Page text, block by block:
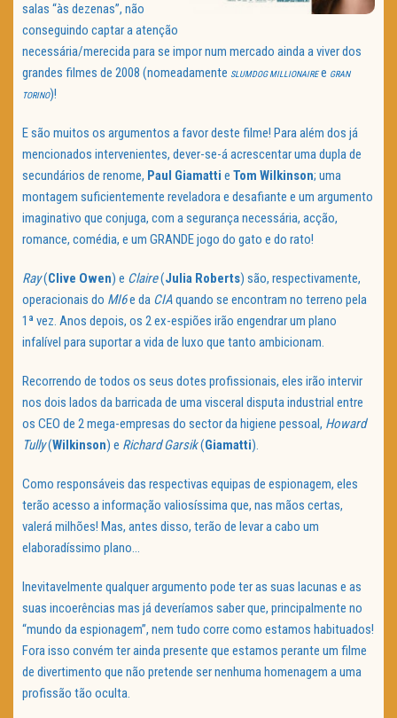
salas “às dezenas”, não
conseguindo captar a atenção
necessária/merecida para se impor num mercado ainda a viver dos
grandes filmes de 2008 (nomeadamente SLUMDOG MILLIONAIREe GRAN
TORINO)!
E são muitos os argumentos a favor deste filme! Para além dos já
mencionados intervenientes, dever-se-á acrescentar uma dupla de
secundários de renome, Paul Giamatti e Tom Wilkinson; uma
montagem suficientemente reveladora e desafiante e um argumento
imaginativo que conjuga, com a segurança necessária, acção,
romance, comédia, e um GRANDE jogo do gato e do rato!
Ray(Clive Owen) e Claire(Julia Roberts) são, respectivamente,
operacionais do MI6e da CIAquando se encontram no terreno pela
1ª vez. Anos depois, os 2 ex-espiões irão engendrar um plano
infalível para suportar a vida de luxo que tanto ambicionam.
Recorrendo de todos os seus dotes profissionais, eles irão intervir
nos dois lados da barricada de uma visceral disputa industrial entre
os CEO de 2 mega-empresas do sector da higiene pessoal, Howard
Tully(Wilkinson) e Richard Garsik(Giamatti).
Como responsáveis das respectivas equipas de espionagem, eles
terão acesso a informação valiosíssima que, nas mãos certas,
valerá milhões! Mas, antes disso, terão de levar a cabo um
elaboradíssimo plano…
Inevitavelmente qualquer argumento pode ter as suas lacunas e as
suas incoerências mas já deveríamos saber que, principalmente no
“mundo da espionagem”, nem tudo corre como estamos habituados!
Fora isso convém ter ainda presente que estamos perante um filme
de divertimento que não pretende ser nenhuma homenagem a uma
profissão tão oculta.